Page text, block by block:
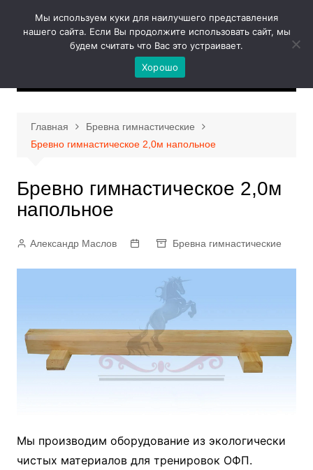
содержимому
Главная
Бревна гимнастические
Бревно гимнастическое 2,0м напольное
Бревно гимнастическое 2,0м
напольное
Александр Маслов Бревна гимнастические
Мы производим оборудование из экологически
чистых материалов для тренировок ОФП.
Мы используем куки для наилучшего представления
нашего сайта. Если Вы продолжите использовать сайт, мы
будем считать что Вас это устраивает.
Хорошо